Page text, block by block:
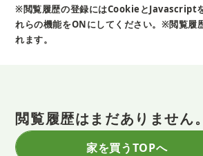
※閲覧履歴の登録にはCookieとJavascript
れらの機能をONにしてください。 ※閲覧履
れます。
閲覧履歴はまだありません。
家を買うTOPへ